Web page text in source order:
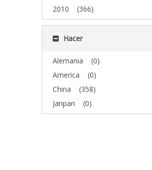
2010
(366)
Hacer
Alemania
(0)
America
(0)
China
(358)
Janpan
(0)